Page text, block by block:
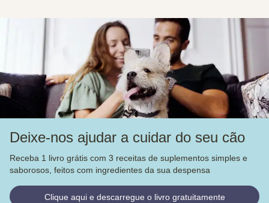
Deixe-nos ajudar a cuidar do seu cão
Receba 1 livro grátis com 3 receitas de suplementos simples e
saborosos, feitos com ingredientes da sua despensa
Clique aqui e descarregue o livro gratuitamente